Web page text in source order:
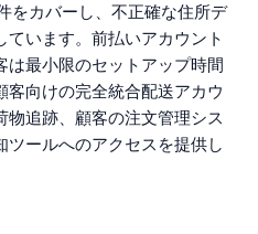
をカバーし、不正確な住所デ
います。前払いアカウント
は最小限のセットアップ時間
向けの完全統合配送アカウ
物追跡、顧客の注文管理シス
ールへのアクセスを提供し